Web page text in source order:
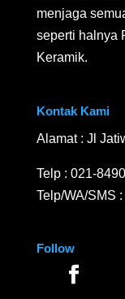
menjaga
seperti halnya
Keramik.
Kontak Kami
Alamat : Jl
Telp : 021-
Telp/WA/SMS :
Follow